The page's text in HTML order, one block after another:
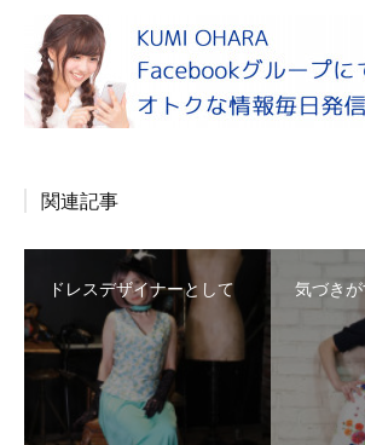
関連記事
ドレスデザイナーとして 気づきが